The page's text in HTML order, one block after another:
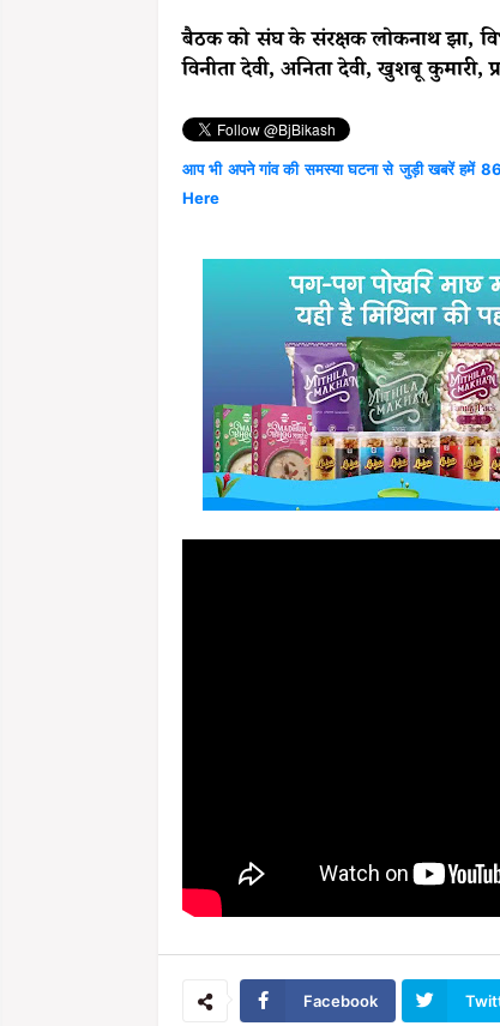
बैठक को संघ के संरक्षक लोकनाथ झा,
विनीता देवी, अनिता देवी, खुशबू कुमारी,
आप भी अपने गांव की समस्या घटना से जुड़ी खबरें
Here
Facebook